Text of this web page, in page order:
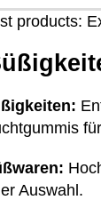
products:
Auswahl.